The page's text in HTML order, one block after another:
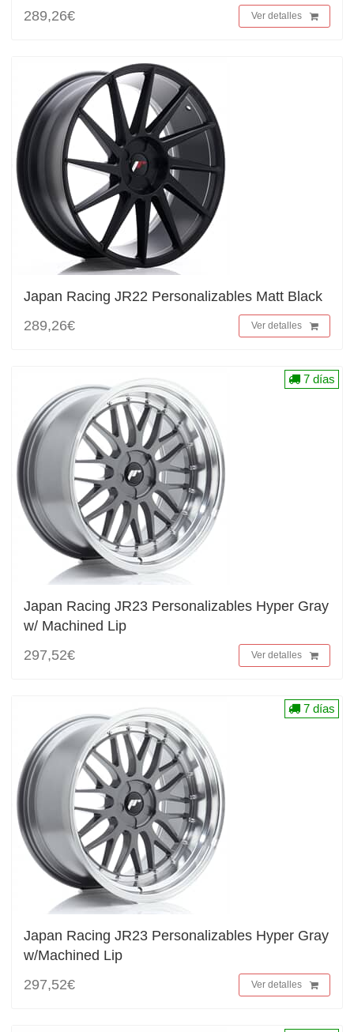
289,26€
Ver detalles
Japan Racing JR22 Personalizables Matt Black
289,26€
Ver detalles
Japan Racing JR23 Personalizables Hyper Gray
w/ Machined Lip
297,52€
Ver detalles
7 días
Japan Racing JR23 Personalizables Hyper Gray
w/Machined Lip
297,52€
Ver detalles
7 días